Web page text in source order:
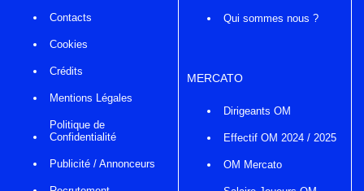
Contacts
Cookies
Crédits
Mentions Légales
Politique de
Confidentialité
Publicité / Annonceurs
Qui sommes nous ?
MERCATO
Dirigeants OM
Effectif OM 2024 / 2025
OM Mercato